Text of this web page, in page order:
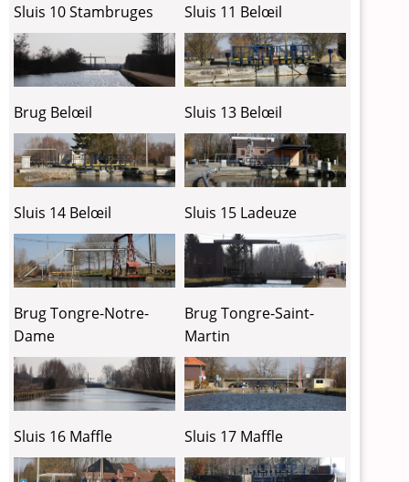
Sluis 10 Stambruges Sluis 11 Belœil
Brug Belœil Sluis 13 Belœil
Sluis 14 Belœil Sluis 15 Ladeuze
Brug Tongre-Notre-
Dame
Brug Tongre-Saint-
Martin
Sluis 16 Maffle Sluis 17 Maffle